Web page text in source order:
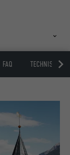
FAQ TECHNISCHE